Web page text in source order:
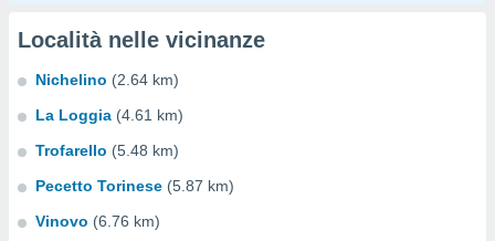
Località nelle vicinanze
Nichelino (2.64 km)
La Loggia (4.61 km)
Trofarello (5.48 km)
Pecetto Torinese (5.87 km)
Vinovo (6.76 km)